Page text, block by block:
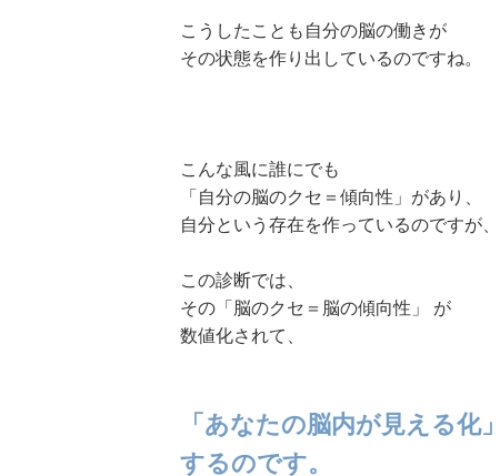
こうしたことも自分の脳の働きが
その状態を作り出しているのですね。
こんな風に誰にでも
「自分の脳のクセ＝傾向性」があり、
自分という存在を作っているのですが、
この診断では、
その「脳のクセ＝脳の傾向性」 が
数値化されて、
「あなたの脳内が見える化」
するのです。